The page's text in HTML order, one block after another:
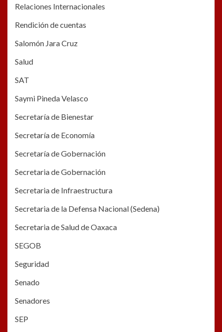
Relaciones Internacionales
Rendición de cuentas
Salomón Jara Cruz
Salud
SAT
Saymi Pineda Velasco
Secretaría de Bienestar
Secretaría de Economía
Secretaría de Gobernación
Secretaria de Gobernación
Secretaria de Infraestructura
Secretaria de la Defensa Nacional (Sedena)
Secretaria de Salud de Oaxaca
SEGOB
Seguridad
Senado
Senadores
SEP